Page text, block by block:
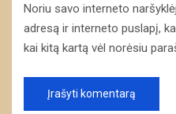
Noriu savo interneto
adresą ir interneto puslapį,
kai kitą kartą vėl norėsiu